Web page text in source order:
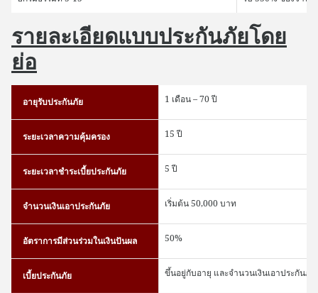
รายละเอียดแบบประกันภัยโดย
ย่อ
อายุรับประกันภัย 1 เดือน – 70 ปี
ระยะเวลาความคุ้มครอง 15 ปี
ระยะเวลาชำระเบี้ยประกันภัย 5 ปี
จำนวนเงินเอาประกันภัย เริ่มต้น 50,000 บาท
อัตราการมีส่วนร่วมในเงินปันผล 50%
เบี้ยประกันภัย ขึ้นอยู่กับอายุ และจำนวนเงินเอาประกันภัย